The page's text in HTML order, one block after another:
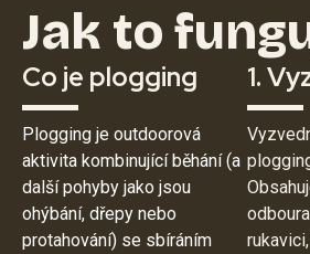
Jak to
Co je plogging
Plogging je outdoorová
aktivita kombinující běhání (a
další pohyby jako jsou
ohýbání, dřepy nebo
protahování) se sbíráním
1.